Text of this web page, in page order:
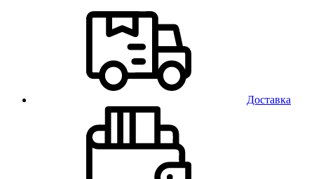
Доставка